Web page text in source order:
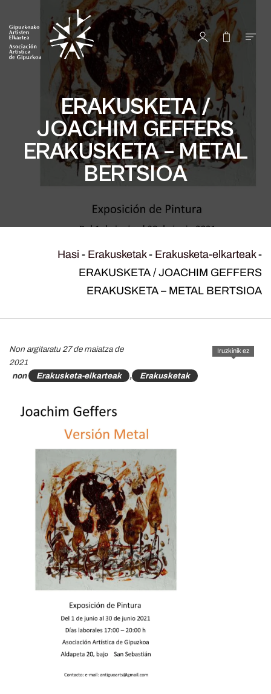
ERAKUSKETA /
JOACHIM GEFFERS
ERAKUSKETA – METAL
BERTSIOA
Hasi - Erakusketak- Erakusketa-elkarteak-
ERAKUSKETA / JOACHIM GEFFERS
ERAKUSKETA – METAL BERTSIOA
Iruzkinik ez
Non argitaratu 27 de maiatza de
2021
non
Erakusketa-elkarteak , Erakusketak